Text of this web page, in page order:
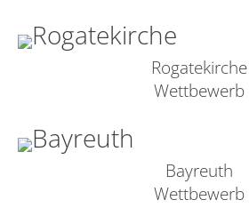
Rogatekirche
Wettbewerb
Bayreuth
Wettbewerb